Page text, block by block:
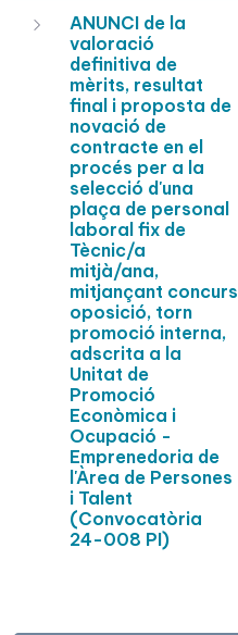
ANUNCI de la
valoració
definitiva de
mèrits, resultat
final i proposta de
novació de
contracte en el
procés per a la
selecció d'una
plaça de personal
laboral fix de
Tècnic/a
mitjà/ana,
mitjançant concurs
oposició, torn
promoció interna,
adscrita a la
Unitat de
Promoció
Econòmica i
Ocupació -
Emprenedoria de
l'Àrea de Persones
i Talent
(Convocatòria
24-008 PI)